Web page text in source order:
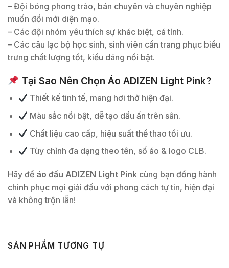
– Đội bóng phong trào, bán chuyên và chuyên nghiệp
muốn đổi mới diện mạo.
– Các đội nhóm yêu thích sự khác biệt, cá tính.
– Các câu lạc bộ học sinh, sinh viên cần trang phục biểu
trưng chất lượng tốt, kiểu dáng nổi bật.
Tại Sao Nên Chọn Áo ADIZEN Light Pink?
Thiết kế tinh tế, mang hơi thở hiện đại.
Màu sắc nổi bật, dễ tạo dấu ấn trên sân.
Chất liệu cao cấp, hiệu suất thể thao tối ưu.
Tùy chỉnh đa dạng theo tên, số áo & logo CLB.
Hãy để áo đấu ADIZEN Light Pink cùng bạn đồng hành
chinh phục mọi giải đấu với phong cách tự tin, hiện đại
và không trộn lẫn!
SẢN PHẨM TƯƠNG TỰ